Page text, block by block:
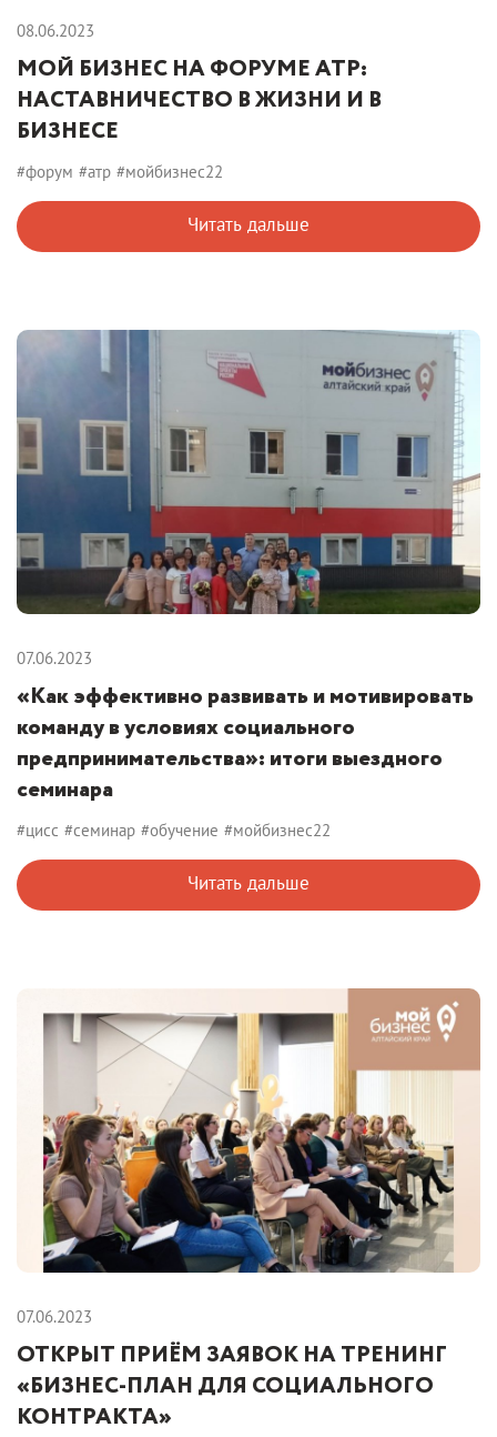
08.06.2023
МОЙ БИЗНЕС НА ФОРУМЕ АТР:
НАСТАВНИЧЕСТВО В ЖИЗНИ И В
БИЗНЕСЕ
#форум #атр #мойбизнес22
Читать дальше
07.06.2023
«Как эффективно развивать и мотивировать
команду в условиях социального
предпринимательства»: итоги выездного
семинара
#цисс #семинар #обучение #мойбизнес22
Читать дальше
07.06.2023
ОТКРЫТ ПРИЁМ ЗАЯВОК НА ТРЕНИНГ
«БИЗНЕС-ПЛАН ДЛЯ СОЦИАЛЬНОГО
КОНТРАКТА»